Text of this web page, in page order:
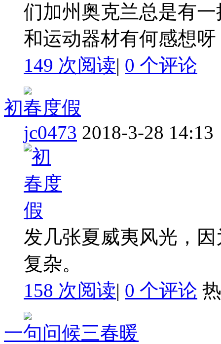
们加州奥克兰总是有
和运动器材有何感想呀
149 次阅读| 0 个评论
初春度假
jc0473 2018-3-28 14:13
发几张夏威夷风光，
复杂。
158 次阅读| 0 个评论
一句问候三春暖